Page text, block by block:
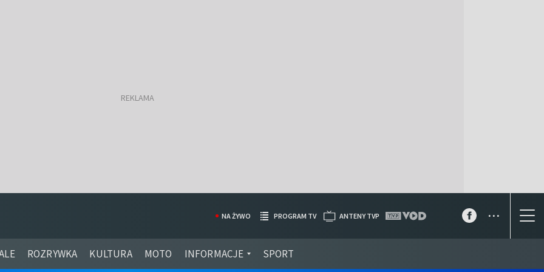
ROZRYWKA KULTURA MOTO INFORMACJE SPORT
NA ŻYWO PROGRAM TV ANTENY TVP ...